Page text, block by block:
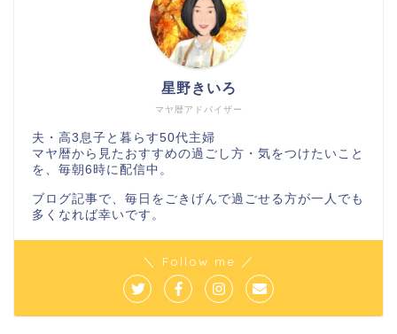
マヤ暦アドバイザー
星野きいろ
夫・高3息子と暮らす50代主婦
マヤ暦から見たおすすめの過ごし方・気をつけたいこと
を、毎朝6時に配信中。
ブログ記事で、毎日をごきげんで過ごせる方が一人でも
多くなれば幸いです。
＼ Follow me ／